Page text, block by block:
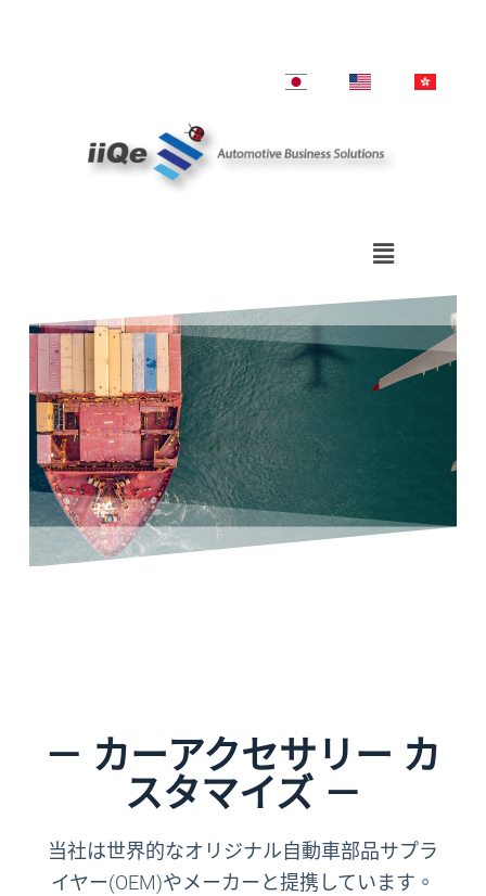
－ カーアクセサリー カ
スタマイズ －
当社は世界的なオリジナル自動車部品サプラ
イヤー(OEM)やメーカーと提携しています。